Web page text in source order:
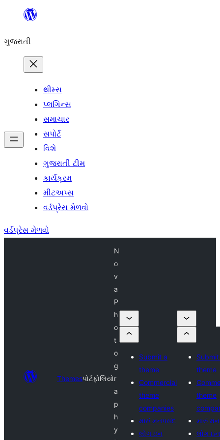
કંટેન્ટ(લખાણ)
જાઓ
ગુજરાતી
થીમ્સ
પ્લગિન્સ
સમાચાર
સપોર્ટ
વિશે
ગુજરાતી ટીમ
કાર્યક્રમ
મીટઅપ્સ
વર્ડપ્રેસ મેળવો
વર્ડપ્રેસ મેળવો
Themesપોર્ટફોલિયો
N
o
v
a
P
h
o
t
o
g
r
a
p
h
y
Submit a
theme
Commercial
theme
companies
મારું મનપસંદ
લોગ ઇન
theme
theme
મારું
લોગ ઇન